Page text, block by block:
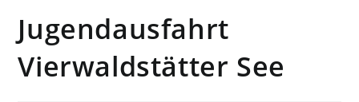
Jugendausfahrt
Vierwaldstätter See